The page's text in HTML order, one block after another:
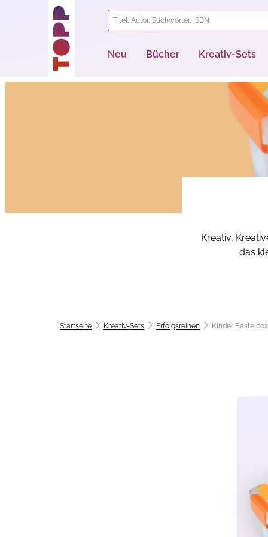
Zur Hauptnavigation springen
Neu Bücher Kreativ-Sets
Kreativ,
das
Startseite Kreativ-Sets Erfolgsreihen Kinder Bastelbox